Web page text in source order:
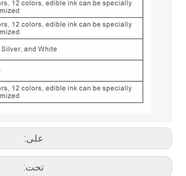
على:
تحت: